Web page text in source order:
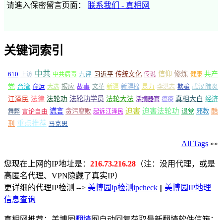
请進入保密留言页面： 联系我们 - 真相网
关键词索引
610 上访 中共 中共病毒 九评 习近平 传统文化 传说 信仰 修炼 健康 共产
党 台湾 命运 大选 报应 故事 文革 新疆 新疆棉 暴力 李洪志 欺骗 武汉肺炎
江泽民 法律 法轮功 法轮功学员 法轮大法 活摘器官 瘟疫 真相大白 经济
舞弊 言论自由 谎言 贪污腐败 起诉江泽民 迫害 迫害法轮功 退党 邪教 酷
刑 重点推荐 马克思
All Tags »»
您现在上网的IP地址是： 216.73.216.28 （注：没用代理，或是
高匿名代理、VPN隐藏了真实IP）
更详细的代理IP检测 --> 美博园ip检测ipcheck || 美博园IP地理
信息查询